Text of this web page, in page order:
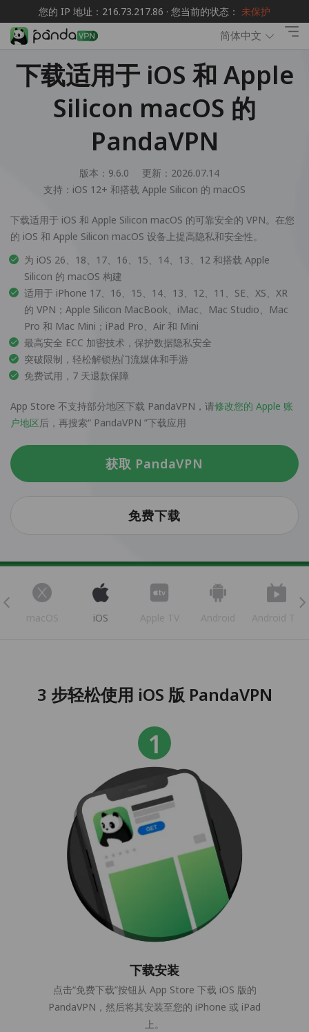
您的 IP 地址：216.73.217.86 · 您当前的状态： 未保护
简体中文
下载适用于 iOS 和 Apple
Silicon macOS 的
PandaVPN
版本：9.6.0
更新：2026.07.14
支持： iOS 12+ 和搭载 Apple Silicon 的 macOS
下载适用于 iOS 和 Apple Silicon macOS 的可靠安全的 VPN。在您
的 iOS 和 Apple Silicon macOS 设备上提高隐私和安全性。
为 iOS 26、18、17、16、15、14、13、12 和搭载 Apple
Silicon 的 macOS 构建
适用于 iPhone 17、16、15、14、13、12、11、SE、XS、XR
的 VPN；Apple Silicon MacBook、iMac、Mac Studio、Mac
Pro 和 Mac Mini；iPad Pro、Air 和 Mini
最高安全 ECC 加密技术，保护数据隐私安全
突破限制，轻松解锁热门流媒体和手游
免费试用，7 天退款保障
App Store 不支持部分地区下载 PandaVPN，请修改您的 Apple 账
户地区后，再搜索“ PandaVPN ”下载应用
获取 PandaVPN
免费下载
macOS iOS Apple TV Android Android TV
3 步轻松使用 iOS 版 PandaVPN
下载安装
点击“免费下载”按钮从 App Store 下载 iOS 版的
PandaVPN，然后将其安装至您的 iPhone 或 iPad
上。